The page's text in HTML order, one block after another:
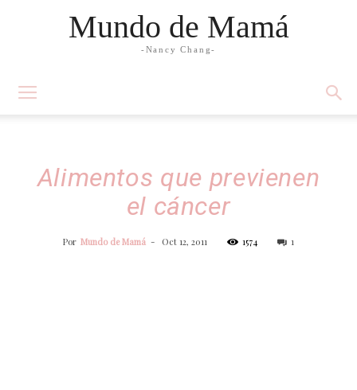
Mundo de Mamá
-Nancy Chang-
Alimentos que previenen
el cáncer
Por Mundo de Mamá - Oct 12, 2011 1574 1